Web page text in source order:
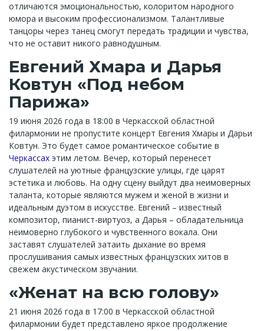
отличаются эмоциональностью, колоритом народного
юмора и высоким профессионализмом. Талантливые
танцоры через танец смогут передать традиции и чувства,
что не оставит никого равнодушным.
Евгений Хмара и Дарья
Ковтун «Под небом
Парижа»
19 июня 2026 года в 18:00 в Черкасской областной
филармонии не пропустите концерт Евгения Хмары и Дарьи
Ковтун. Это будет самое романтическое событие в
Черкассах этим летом. Вечер, который перенесет
слушателей на уютные французские улицы, где царят
эстетика и любовь. На одну сцену выйдут два неимоверных
таланта, которые являются мужем и женой в жизни и
идеальным дуэтом в искусстве. Евгений – известный
композитор, пианист-виртуоз, а Дарья – обладательница
неимоверно глубокого и чувственного вокала. Они
заставят слушателей затаить дыхание во время
прослушивания самых известных французских хитов в
свежем акустическом звучании.
«Женат на всю голову»
21 июня 2026 года в 17:00 в Черкасской областной
филармонии будет представлено яркое продолжение